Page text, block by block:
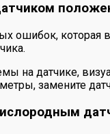
ошибок, которая
на датчике,
замените